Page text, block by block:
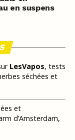
en suspens
LesVapos, tests
séchées et
et
d’Amsterdam,